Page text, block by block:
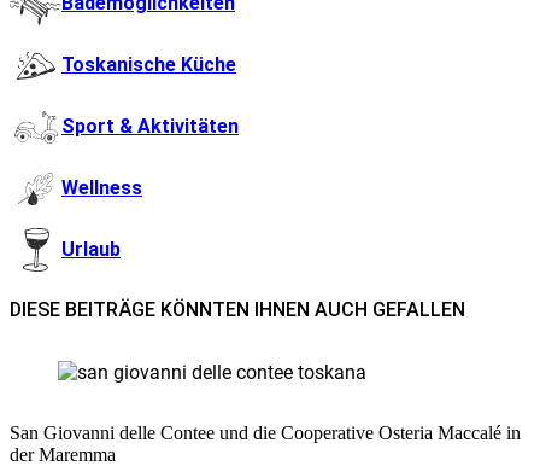
Toskanische Küche
Sport & Aktivitäten
Wellness
Urlaub
DIESE BEITRÄGE KÖNNTEN IHNEN AUCH GEFALLEN
San Giovanni delle Contee und die Cooperative Osteria Maccalé in
der Maremma